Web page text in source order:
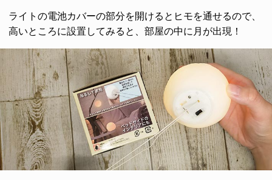
ライトの電池カバーの部分を開けるとヒモを通せるので、
高いところに設置してみると、部屋の中に月が出現！